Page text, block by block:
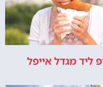
ליד מגדל אייפל